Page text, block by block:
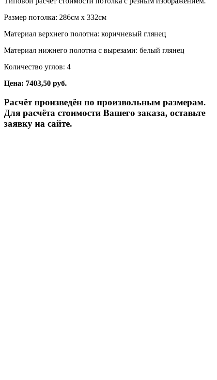
Размер потолка: 286см x 332см
Материал верхнего полотна: коричневый глянец
Материал нижнего полотна с вырезами: белый глянец
Количество углов: 4
Цена: 7403,50 руб.
Расчёт произведён по произвольным размерам.
Для расчёта стоимости Вашего заказа, оставьте
заявку на сайте.